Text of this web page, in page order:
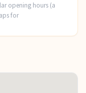
opening hours (a
for